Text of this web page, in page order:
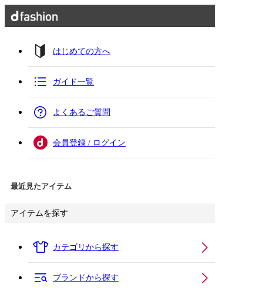
はじめての方へ
ガイド一覧
よくあるご質問
会員登録 / ログイン
最近見たアイテム
アイテムを探す
カテゴリから探す
ブランドから探す